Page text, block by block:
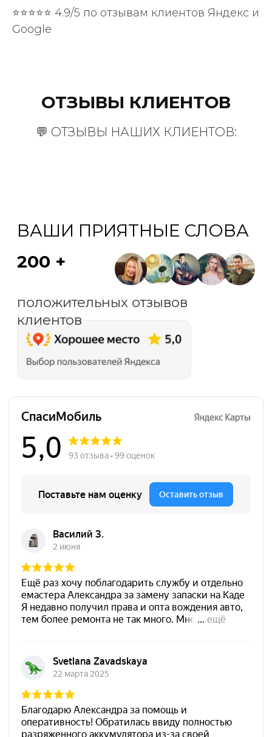
⭐⭐⭐⭐⭐ 4.9/5 по отзывам клиентов Яндекс и
Google
ОТЗЫВЫ КЛИЕНТОВ
💬 ОТЗЫВЫ НАШИХ КЛИЕНТОВ: